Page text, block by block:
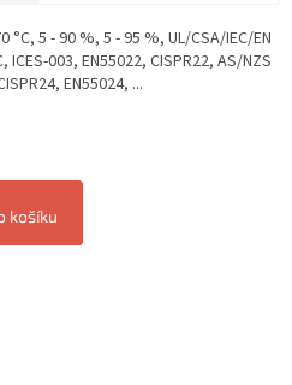
košíku
°C, 5 - 90 %, 5 - 95 %, UL/CSA/IEC/EN
ICES-003, EN55022, CISPR22, AS/NZS
EN55024, ...